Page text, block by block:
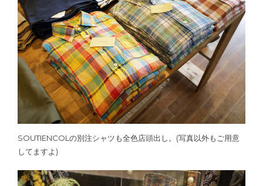
SOUTIENCOLの別注シャツも全色店頭出し。(写真以外もご用意
してますよ)